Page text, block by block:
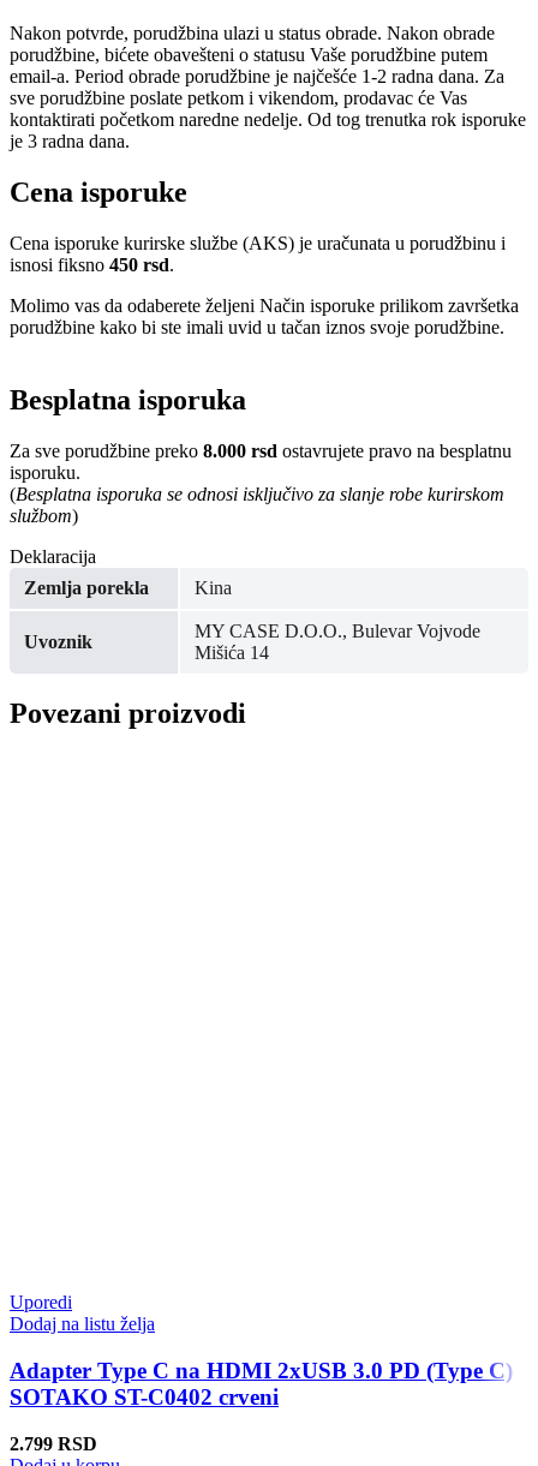
Nakon potvrde, porudžbina ulazi u status obrade. Nakon obrade
porudžbine, bićete obavešteni o statusu Vaše porudžbine putem
email-a. Period obrade porudžbine je najčešće 1-2 radna dana. Za
sve porudžbine poslate petkom i vikendom, prodavac će Vas
kontaktirati početkom naredne nedelje. Od tog trenutka rok isporuke
je 3 radna dana.
Cena isporuke
Cena isporuke kurirske službe (AKS) je uračunata u porudžbinu i
isnosi fiksno 450 rsd.
Molimo vas da odaberete željeni Način isporuke prilikom završetka
porudžbine kako bi ste imali uvid u tačan iznos svoje porudžbine.
Besplatna isporuka
Za sve porudžbine preko 8.000 rsd ostavrujete pravo na besplatnu
isporuku.
(Besplatna isporuka se odnosi isključivo za slanje robe kurirskom
službom)
Deklaracija
Zemlja porekla
Kina
Uvoznik
MY CASE D.O.O., Bulevar Vojvode
Mišića 14
Povezani proizvodi
Uporedi
Dodaj na listu želja
Adapter Type C na HDMI 2xUSB 3.0 PD (Type C)
SOTAKO ST-C0402 crveni
2.799 RSD